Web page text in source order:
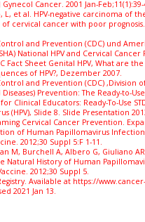
Cancer. 2001 Jan-Feb;11(1):39-
L, et al. HPV-negative carcinoma of
cervical cancer with poor prognosis.
and Prevention (CDC) und
National HPV and Cervical Cancer
Fact Sheet Genital HPV, What are
of HPV?, Dezember 2007.
and Prevention (CDC) ,Division of
Prevention: The Ready-to-Use
Clinical Educators: Ready-To-Use
(HPV), Slide 8. Slide Presentation
Cervical Cancer Prevention.
of Human Papillomavirus
2012;30 Suppl 5:F 1-11.
M, Burchell A, Albero G, Giuliano
Natural History of Human
2012;30 Suppl 5.
Available at https://www.cancer-
2021 Jan 13.